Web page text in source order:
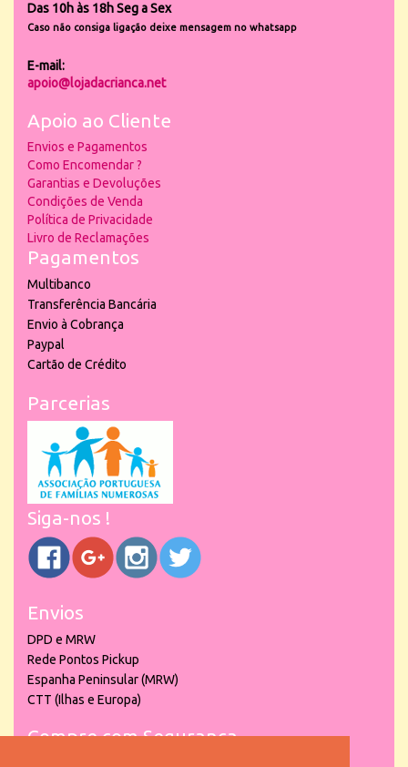
Das 10h às 18h Seg a Sex
Caso não consiga ligação deixe mensagem no whatsapp
E-mail:
apoio@lojadacrianca.net
Apoio ao Cliente
Envios e Pagamentos
Como Encomendar ?
Garantias e Devoluções
Condições de Venda
Política de Privacidade
Livro de Reclamações
Pagamentos
Multibanco
Transferência Bancária
Envio à Cobrança
Paypal
Cartão de Crédito
Parcerias
Siga-nos !
Envios
DPD e MRW
Rede Pontos Pickup
Espanha Peninsular (MRW)
CTT (Ilhas e Europa)
Compre com Segurança